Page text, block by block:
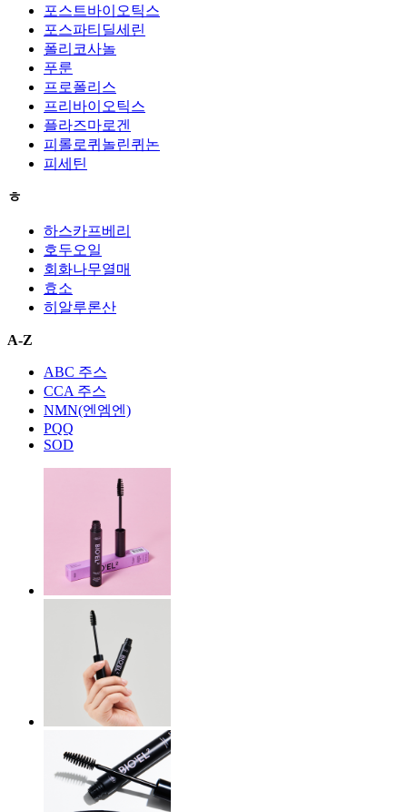
포스트바이오틱스
포스파티딜세린
폴리코사놀
푸룬
프로폴리스
프리바이오틱스
플라즈마로겐
피롤로퀴놀린퀴논
피세틴
ㅎ
하스카프베리
호두오일
회화나무열매
효소
히알루론산
A-Z
ABC 주스
CCA 주스
NMN(엔엠엔)
PQQ
SOD